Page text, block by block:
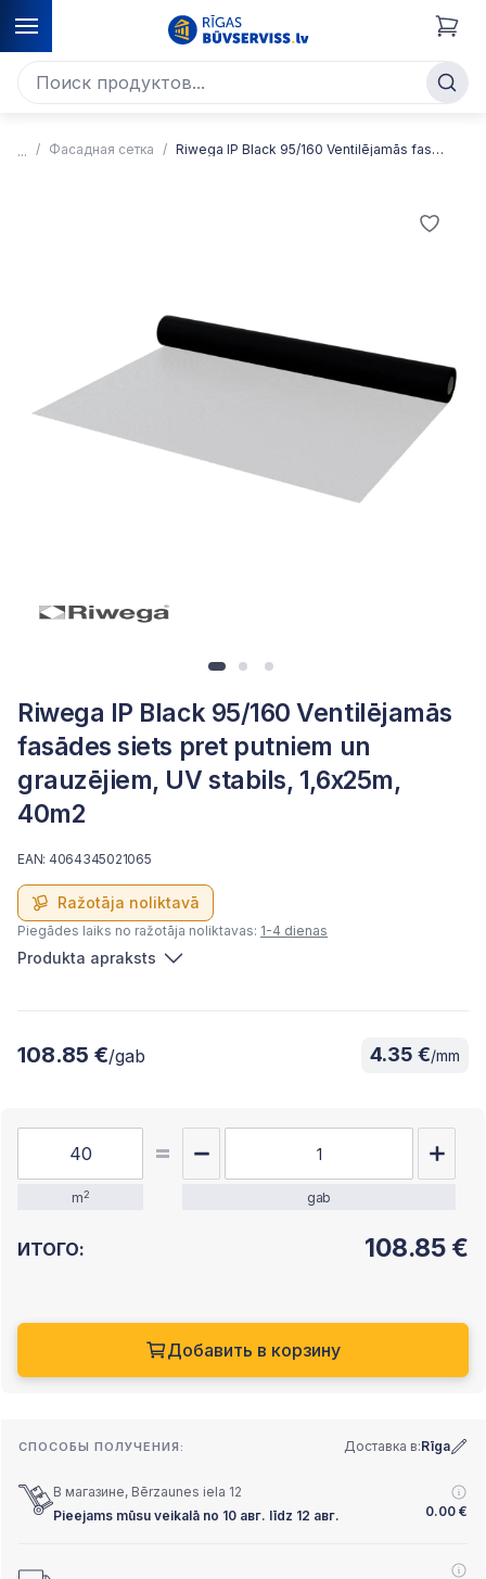
Фасадная сетка Riwega IP Black 95/160 Ventilējamās fasādes siets pret putniem un grauzējiem, UV stabils
Riwega IP Black 95/160 Ventilējamās
fasādes siets pret putniem un
grauzējiem, UV stabils, 1,6x25m,
40m2
Ražotāja noliktavā
EAN: 4064345021065
Piegādes laiks no ražotāja noliktavas: 1-4 dienas
Produkta apraksts
108.85 €/gab 4.35 €/mm
m2 gab
ИТОГО: 108.85 €
Добавить в корзину
СПОСОБЫ ПОЛУЧЕНИЯ: Доставка в:Rīga
В магазине, Bērzaunes iela 12
Pieejams mūsu veikalā no 10 авг. līdz 12 авг.
0.00 €